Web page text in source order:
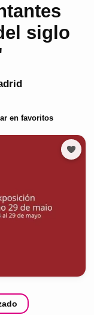
siglo
en favoritos